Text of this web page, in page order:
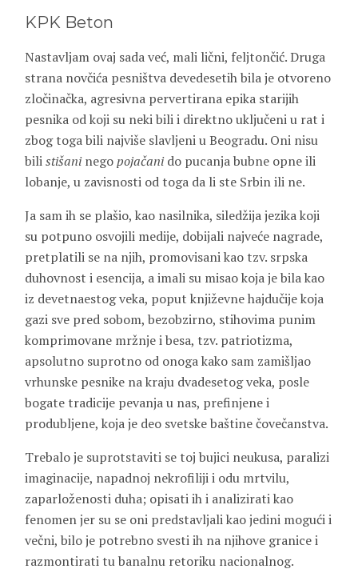
KPK Beton
Nastavljam ovaj sada već, mali lični, feljtončić. Druga
strana novčića pesništva devedesetih bila je otvoreno
zločinačka, agresivna pervertirana epika starijih
pesnika od koji su neki bili i direktno uključeni u rat i
zbog toga bili najviše slavljeni u Beogradu. Oni nisu
bilistišaninegopojačanido pucanja bubne opne ili
lobanje, u zavisnosti od toga da li ste Srbin ili ne.
Ja sam ih se plašio, kao nasilnika, siledžija jezika koji
su potpuno osvojili medije, dobijali najveće nagrade,
pretplatili se na njih, promovisani kao tzv. srpska
duhovnost i esencija, a imali su misao koja je bila kao
iz devetnaestog veka, poput književne hajdučije koja
gazi sve pred sobom, bezobzirno, stihovima punim
komprimovane mržnje i besa, tzv. patriotizma,
apsolutno suprotno od onoga kako sam zamišljao
vrhunske pesnike na kraju dvadesetog veka, posle
bogate tradicije pevanja u nas, prefinjene i
produbljene, koja je deo svetske baštine čovečanstva.
Trebalo je suprotstaviti se toj bujici neukusa, paralizi
imaginacije, napadnoj nekrofiliji i odu mrtvilu,
zaparloženosti duha; opisati ih i analizirati kao
fenomen jer su se oni predstavljali kao jedini mogući i
večni, bilo je potrebno svesti ih na njihove granice i
razmontirati tu banalnu retoriku nacionalnog.